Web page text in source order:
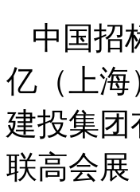
中国招
亿（上海
建投集
联高会展